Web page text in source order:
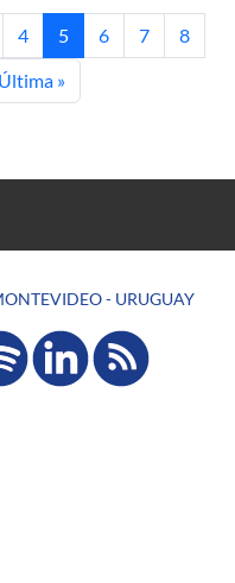
Page
4 Current page
5 Page
6 Page
7 Page
8
Last page
Última »
- URUGUAY